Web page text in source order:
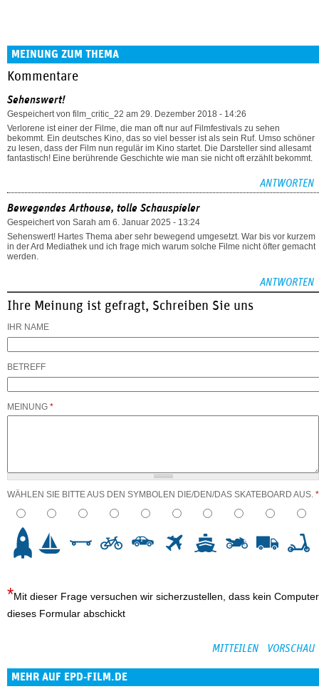
MEINUNG ZUM THEMA
Kommentare
Sehenswert!
Gespeichert von film_critic_22 am 29. Dezember 2018 - 14:26
Verlorene ist einer der Filme, die man oft nur auf Filmfestivals zu sehen
bekommt. Ein deutsches Kino, das so viel besser ist als sein Ruf. Umso schöner
zu lesen, dass der Film nun regulär im Kino startet. Die Darsteller sind allesamt
fantastisch! Eine berührende Geschichte wie man sie nicht oft erzählt bekommt.
ANTWORTEN
Bewegendes Arthouse, tolle Schauspieler
Gespeichert von Sarah am 6. Januar 2025 - 13:24
Sehenswert! Hartes Thema aber sehr bewegend umgesetzt. War bis vor kurzem
in der Ard Mediathek und ich frage mich warum solche Filme nicht öfter gemacht
werden.
ANTWORTEN
Ihre Meinung ist gefragt, Schreiben Sie uns
IHR NAME
BETREFF
MEINUNG *
WÄHLEN SIE BITTE AUS DEN SYMBOLEN DIE/DEN/DAS SKATEBOARD AUS. *
Mit dieser Frage versuchen wir sicherzustellen, dass kein Computer
dieses Formular abschickt
MEHR AUF EPD-FILM.DE